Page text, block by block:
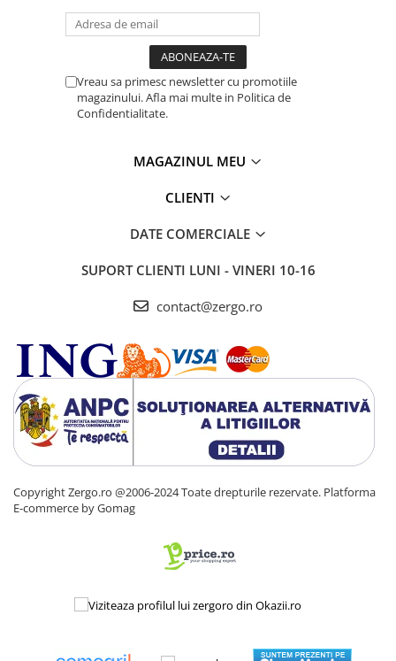
Vreau sa primesc newsletter cu promotiile
magazinului. Afla mai multe in Politica de
Confidentialitate.
MAGAZINUL MEU
CLIENTI
DATE COMERCIALE
SUPORT CLIENTI LUNI - VINERI 10-16
contact@zergo.ro
Copyright Zergo.ro @2006-2024 Toate drepturile rezervate. Platforma
E-commerce by Gomag